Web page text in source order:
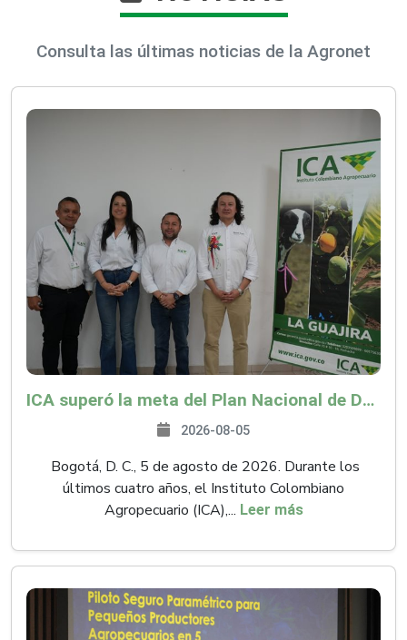
Consulta las últimas noticias de la Agronet
ICA superó la meta del Plan Nacional de Desarrollo y abrió 61 mercados internacionales
2026-08-05
Bogotá, D. C., 5 de agosto de 2026. Durante los
últimos cuatro años, el Instituto Colombiano
Agropecuario (ICA),... Leer más